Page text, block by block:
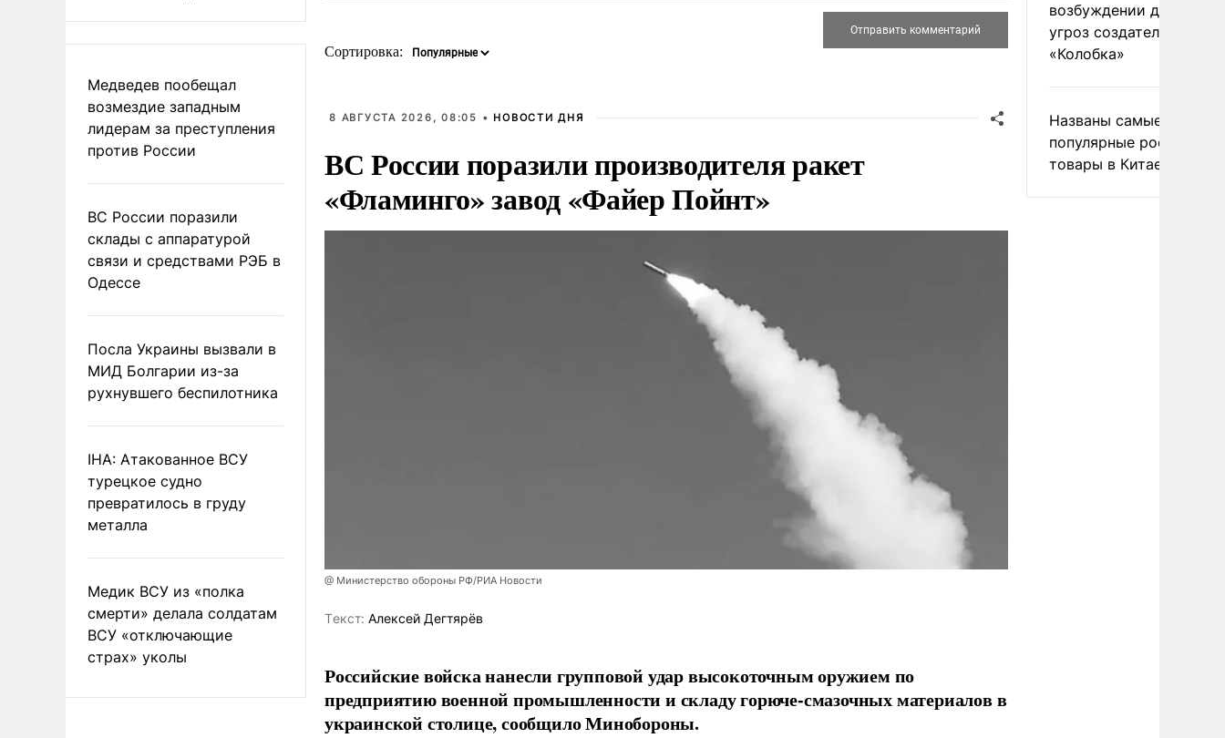
Медведев пообещал
возмездие западным
лидерам за преступления
против России
ВС России поразили
склады с аппаратурой
связи и средствами РЭБ в
Одессе
Посла Украины вызвали в
МИД Болгарии из-за
рухнувшего беспилотника
IHA: Атакованное ВСУ
турецкое судно
превратилось в груду
металла
Медик ВСУ из «полка
смерти» делала солдатам
ВСУ «отключающие
страх» уколы
Сортировка:
8 АВГУСТА 2026, 08:05 • НОВОСТИ ДНЯ
ВС России поразили производителя ракет
«Фламинго» завод «Файер Пойнт»
@ Министерство обороны РФ/РИА Новости
Tекст: Алексей Дегтярёв
Российские войска нанесли групповой удар высокоточным оружием по
предприятию военной промышленности и складу горюче-смазочных материалов в
украинской столице, сообщило Минобороны.
возбуждении дела из-
угроз создателям
«Колобка»
Названы самые
популярные российские
товары в Китае